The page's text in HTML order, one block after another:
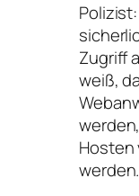
Zugriff
weiß,
Hosten